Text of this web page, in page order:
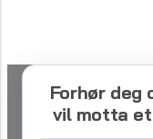
Forhør deg
vil motta